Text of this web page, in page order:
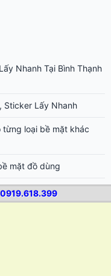
Nhanh Tại Bình Thạnh
Sticker Lấy Nhanh
loại bề mặt khác
mặt đồ dùng
đồ điện tử